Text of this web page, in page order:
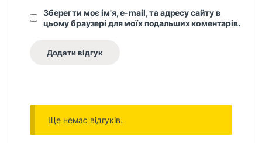
Зберегти моє ім'я, e-mail, та адресу сайту в
цьому браузері для моїх подальших коментарів.
Ще немає відгуків.